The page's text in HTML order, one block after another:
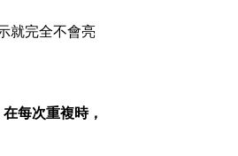
就完全不會亮
每次重複時，